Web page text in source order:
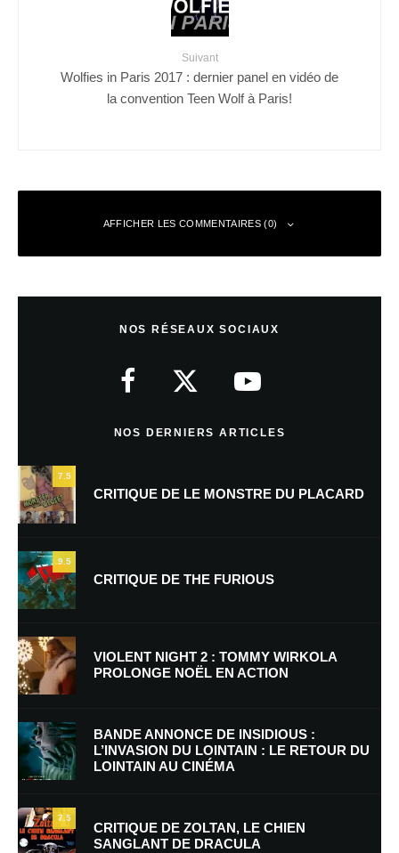
Suivant
Wolfies in Paris 2017 : dernier panel en vidéo de
la convention Teen Wolf à Paris!
AFFICHER LES COMMENTAIRES (0)
Nom*
E-mail *
Enregistrer mon nom, mon e-mail et mon site dans le navigateur pour
mon prochain commentaire.
Prévenez-moi de tous les nouveaux commentaires par e-mail.
NOS RÉSEAUX SOCIAUX
NOS DERNIERS ARTICLES
7.5
CRITIQUE DE LE MONSTRE DU PLACARD
9.5
CRITIQUE DE THE FURIOUS
VIOLENT NIGHT 2 : TOMMY WIRKOLA
PROLONGE NOËL EN ACTION
BANDE ANNONCE DE INSIDIOUS :
L’INVASION DU LOINTAIN : LE RETOUR DU
LOINTAIN AU CINÉMA
7.5
CRITIQUE DE ZOLTAN, LE CHIEN
SANGLANT DE DRACULA